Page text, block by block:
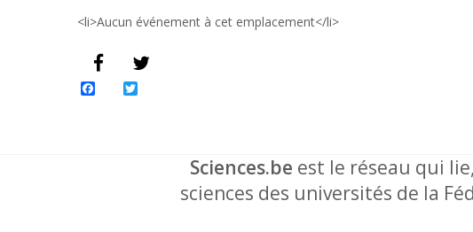
<li>Aucun événement à cet emplacement</li>
Facebook
Sciences.be est le réseau qui
sciences des universités de la